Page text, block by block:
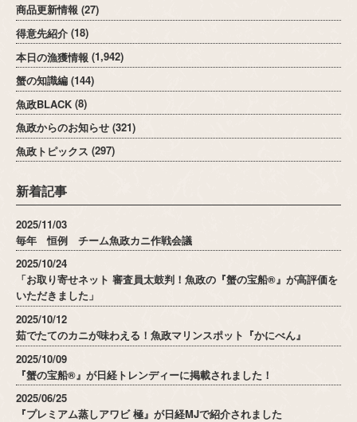
商品更新情報 (27)
得意先紹介 (18)
本日の漁獲情報 (1,942)
蟹の知識編 (144)
魚政BLACK (8)
魚政からのお知らせ (321)
魚政トピックス (297)
新着記事
2025/11/03
毎年 恒例 チーム魚政カニ作戦会議
2025/10/24
「お取り寄せネット 審査員太鼓判！魚政の『蟹の宝船®』が高評価を
いただきました」
2025/10/12
茹でたてのカニが味わえる！魚政マリンスポット『かにべん』
2025/10/09
『蟹の宝船®』が日経トレンディーに掲載されました！
2025/06/25
『プレミアム蒸しアワビ 極』が日経MJで紹介されました